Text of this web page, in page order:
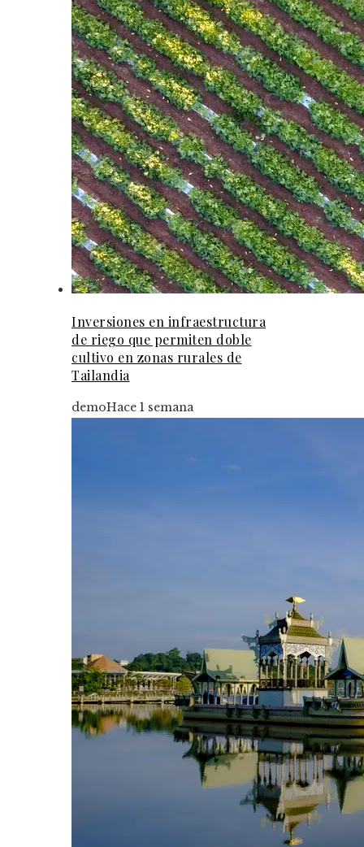
Inversiones en infraestructura
de riego que permiten doble
cultivo en zonas rurales de
Tailandia
demoHace 1 semana